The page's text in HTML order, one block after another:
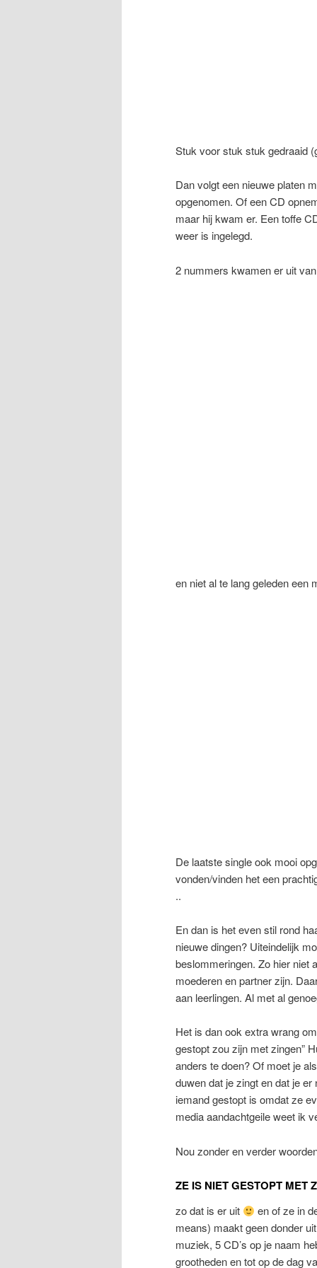
Stuk voor stuk stuk gedraaid
Dan volgt een nieuwe platen
opgenomen. Of een CD
maar hij kwam er. Een toffe
weer is ingelegd.
2 nummers kwamen er uit
en niet al te lang geleden een
De laatste single ook mooi
vonden/vinden het een
..
En dan is het even stil rond
nieuwe dingen? Uiteindelijk
beslommeringen. Zo hier niet
moederen en partner zijn.
aan leerlingen. Al met al
Het is dan ook extra wrang
gestopt zou zijn met zingen”
anders te doen? Of moet je
duwen dat je zingt en dat je
iemand gestopt is omdat ze
media aandachtgeile weet ik
Nou zonder en verder
ZE IS NIET GESTOPT MET
zo dat is er uit
en of ze in
means) maakt geen donder
muziek, 5 CD’s op je naam
grootheden en tot op de dag